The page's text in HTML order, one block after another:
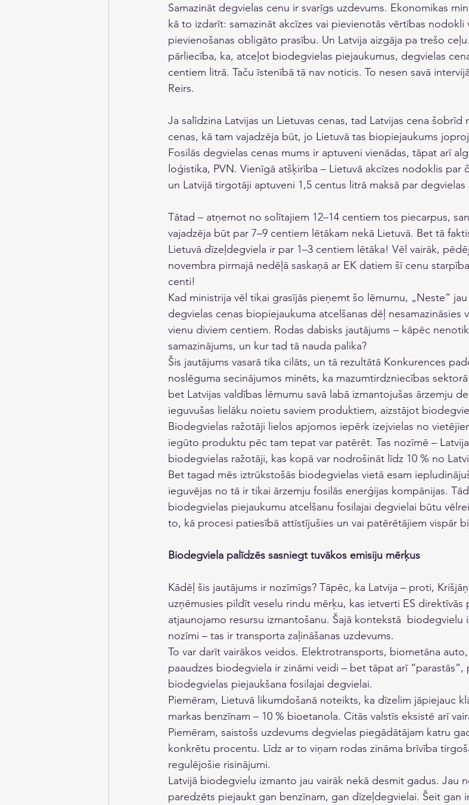
Samazināt degvielas cenu ir svarīgs uzdevums. Ekonomikas
kā to izdarīt: samazināt akcīzes vai pievienotās vērtības
pievienošanas obligāto prasību. Un Latvija aizgāja pa trešo
pārliecība, ka, atceļot biodegvielas piejaukumus, degvielas
centiem litrā. Taču īstenībā tā nav noticis. To nesen savā
Reirs.
Ja salīdzina Latvijas un Lietuvas cenas, tad Latvijas cena šobrīd
cenas, kā tam vajadzēja būt, jo Lietuvā tas biopiejaukums
Fosilās degvielas cenas mums ir aptuveni vienādas, tāpat arī
loģistika, PVN. Vienīgā atšķirība – Lietuvā akcīzes nodoklis par
un Latvijā tirgotāji aptuveni 1,5 centus litrā maksā par degvielas
Tātad – atņemot no solītajiem 12–14 centiem tos piecarpus,
vajadzēja būt par 7–9 centiem lētākam nekā Lietuvā. Bet tā
Lietuvā dīzeļdegviela ir par 1–3 centiem lētāka! Vēl vairāk,
novembra pirmajā nedēļā saskaņā ar EK datiem šī cenu
centi!
Kad ministrija vēl tikai grasījās pieņemt šo lēmumu, „Neste”
degvielas cenas biopiejaukuma atcelšanas dēļ nesamazināsies
vienu diviem centiem. Rodas dabisks jautājums – kāpēc
samazinājums, un kur tad tā nauda palika?
Šis jautājums vasarā tika cilāts, un tā rezultātā Konkurences
noslēguma secinājumos minēts, ka mazumtirdzniecības
bet Latvijas valdības lēmumu savā labā izmantojušas ārzemju
ieguvušas lielāku noietu saviem produktiem, aizstājot
Biodegvielas ražotāji lielos apjomos iepērk izejvielas no
iegūto produktu pēc tam tepat var patērēt. Tas nozīmē –
biodegvielas ražotāji, kas kopā var nodrošināt līdz 10 % no
Bet tagad mēs iztrūkstošās biodegvielas vietā esam
ieguvējas no tā ir tikai ārzemju fosilās enerģijas kompānijas.
biodegvielas piejaukumu atcelšanu fosilajai degvielai būtu
to, kā procesi patiesībā attīstījušies un vai patērētājiem vispār
Biodegviela palīdzēs sasniegt tuvākos emisiju mērķus
Kādēļ šis jautājums ir nozīmīgs? Tāpēc, ka Latvija – proti,
uzņēmusies pildīt veselu rindu mērķu, kas ietverti ES direktīvās
atjaunojamo resursu izmantošanu. Šajā kontekstā
nozīmi – tas ir transporta zaļināšanas uzdevums.
To var darīt vairākos veidos. Elektrotransports, biometāna
paaudzes biodegviela ir zināmi veidi – bet tāpat arī “parastās”,
biodegvielas piejaukšana fosilajai degvielai.
Piemēram, Lietuvā likumdošanā noteikts, ka dīzelim jāpiejauc
markas benzīnam – 10 % bioetanola. Citās valstīs eksistē arī
Piemēram, saistošs uzdevums degvielas piegādātājam katru
konkrētu procentu. Līdz ar to viņam rodas zināma brīvība
regulējošie risinājumi.
Latvijā biodegvielu izmanto jau vairāk nekā desmit gadus. Jau
paredzēts piejaukt gan benzīnam, gan dīzeļdegvielai. Šeit gan